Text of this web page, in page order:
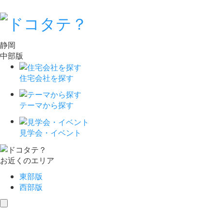
静岡
中部版
住宅会社を探す
テーマから探す
見学会・イベント
お近くのエリア
東部版
西部版
toggle